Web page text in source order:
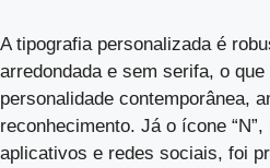
A tipografia personalizada é
arredondada e sem serifa, o
personalidade contemporânea,
reconhecimento. Já o ícone
aplicativos e redes sociais, foi